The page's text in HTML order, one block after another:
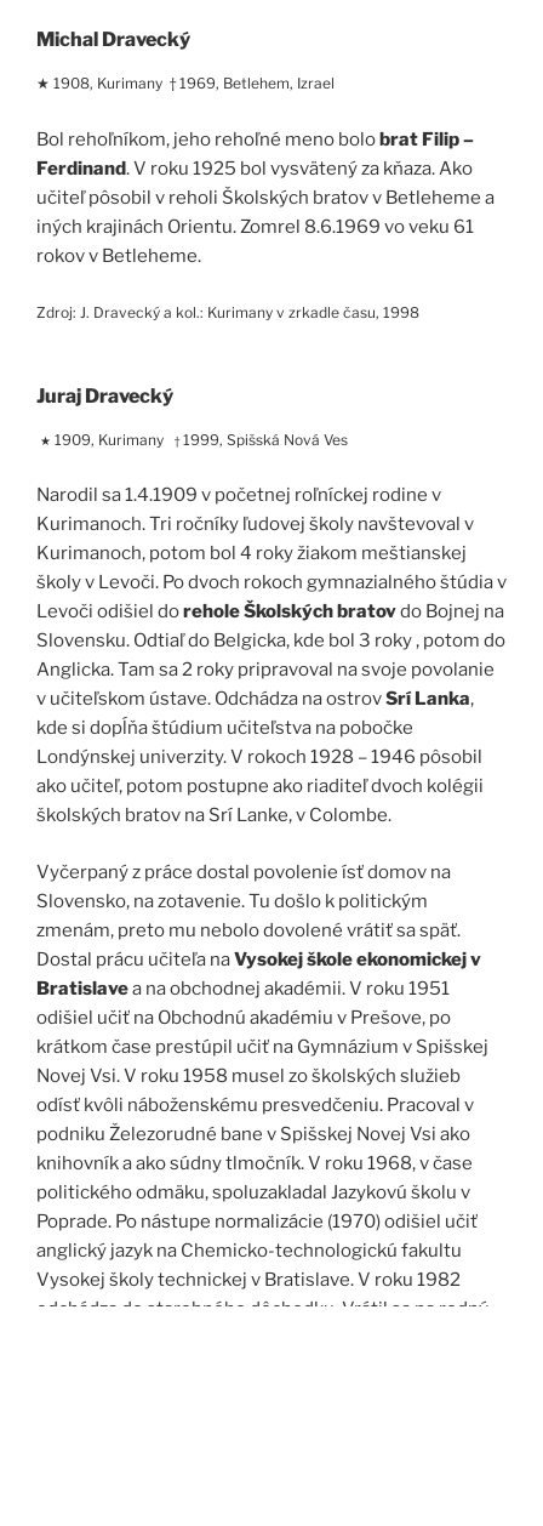
Michal Dravecký
★ 1908, Kurimany † 1969, Betlehem, Izrael
Bol rehoľníkom, jeho rehoľné meno bolobrat Filip –
Ferdinand. V roku 1925 bol vysvätený za kňaza. Ako
učiteľ pôsobil v reholi Školských bratov v Betleheme a
iných krajinách Orientu. Zomrel 8.6.1969 vo veku 61
rokov v Betleheme.
Zdroj: J. Dravecký a kol.: Kurimany v zrkadle času, 1998
Juraj Dravecký
★ 1909, Kurimany †1999, Spišská Nová Ves
Narodil sa 1.4.1909 v početnej roľníckej rodine v
Kurimanoch. Tri ročníky ľudovej školy navštevoval v
Kurimanoch, potom bol 4 roky žiakom meštianskej
školy v Levoči. Po dvoch rokoch gymnazialného štúdia v
Levoči odišiel dorehole Školských bratovdo Bojnej na
Slovensku. Odtiaľ do Belgicka, kde bol 3 roky , potom do
Anglicka. Tam sa 2 roky pripravoval na svoje povolanie
v učiteľskom ústave. Odchádza na ostrovSrí Lanka,
kde si dopĺňa štúdium učiteľstva na pobočke
Londýnskej univerzity. V rokoch 1928 – 1946 pôsobil
ako učiteľ, potom postupne ako riaditeľ dvoch kolégii
školských bratov na Srí Lanke, v Colombe.
Vyčerpaný z práce dostal povolenie ísť domov na
Slovensko, na zotavenie. Tu došlo k politickým
zmenám, preto mu nebolo dovolené vrátiť sa späť.
Dostal prácu učiteľa naVysokej škole ekonomickej v
Bratislavea na obchodnej akadémii. V roku 1951
odišiel učiť na Obchodnú akadémiu v Prešove, po
krátkom čase prestúpil učiť na Gymnázium v Spišskej
Novej Vsi. V roku 1958 musel zo školských služieb
odísť kvôli náboženskému presvedčeniu. Pracoval v
podniku Železorudné bane v Spišskej Novej Vsi ako
knihovník a ako súdny tlmočník. V roku 1968, v čase
politického odmäku, spoluzakladal Jazykovú školu v
Poprade. Po nástupe normalizácie (1970) odišiel učiť
anglický jazyk na Chemicko-technologickú fakultu
Vysokej školy technickej v Bratislave. V roku 1982
odchádza do starobného dôchodku. Vrátil sa na rodný